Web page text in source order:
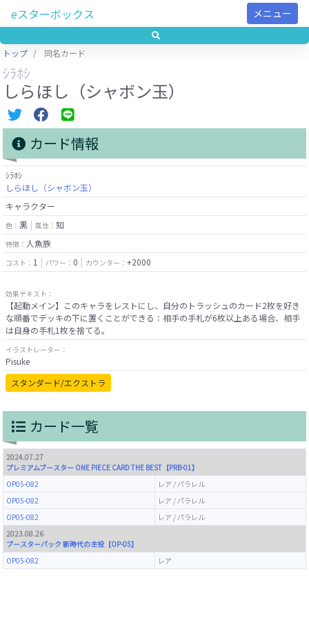
eスターボックス メニュー
トップ 同名カード
ｼﾗﾎｼ
しらほし（シャボン玉）
カード情報
ｼﾗﾎｼ
しらほし（シャボン玉）
キャラクター
色： 黒 属性： 知
特徴： 人魚族
コスト： 1 パワー： 0 カウンター： +2000
効果テキスト：
【起動メイン】このキャラをレストにし、自分のトラッシュのカード2枚を好き
な順番でデッキの下に置くことができる：相手の手札が6枚以上ある場合、相手
イラストレーター：
Pisuke
スタンダード/エクストラ
カード一覧
2024.07.27
プレミアムブースター ONE PIECE CARD THE BEST【PRB-01】
OP05-082
レア / パラレル
OP05-082
レア / パラレル
OP05-082
レア / パラレル
2023.08.26
ブースターパック 新時代の主役【OP-05】
OP05-082
レア